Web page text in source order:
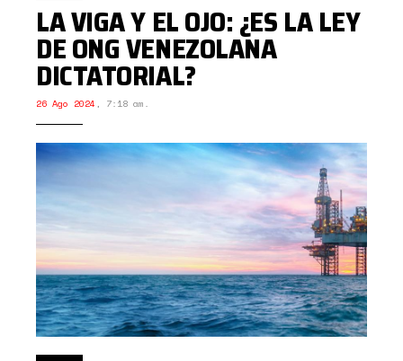
LA VIGA Y EL OJO: ¿ES LA LEY
DE ONG VENEZOLANA
DICTATORIAL?
26 Ago 2024 , 7:18 am.